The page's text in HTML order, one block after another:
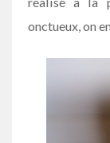
onctueux, on